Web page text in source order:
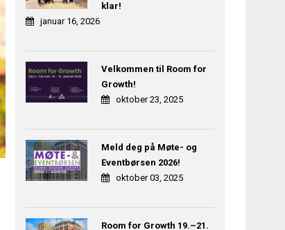
klar!
januar 16, 2026
Velkommen til Room for
Growth!
oktober 23, 2025
Meld deg på Møte- og
Eventbørsen 2026!
oktober 03, 2025
Room for Growth 19.–21.